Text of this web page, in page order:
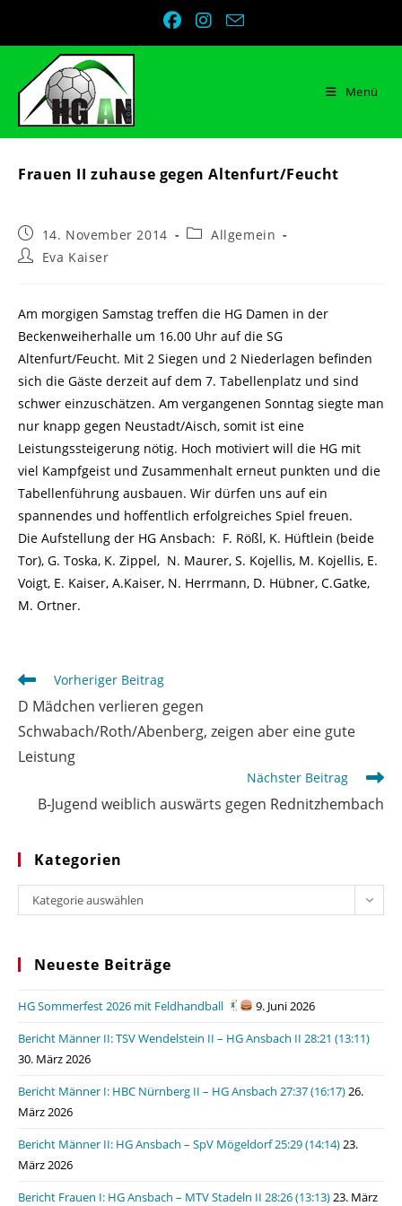
Menü
Frauen II zuhause gegen Altenfurt/Feucht
Beitrag
veröffentlicht:
14. November 2014
Beitrags-
Allgemein
Beitrags-
Eva Kaiser
Am morgigen Samstag treffen die HG Damen in der
Beckenweiherhalle um 16.00 Uhr auf die SG
Altenfurt/Feucht. Mit 2 Siegen und 2 Niederlagen befinden
sich die Gäste derzeit auf dem 7. Tabellenplatz und sind
schwer einzuschätzen. Am vergangenen Sonntag siegte man
nur knapp gegen Neustadt/Aisch, somit ist eine
Leistungssteigerung nötig. Hoch motiviert will die HG mit
viel Kampfgeist und Zusammenhalt erneut punkten und die
Tabellenführung ausbauen. Wir dürfen uns auf ein
spannendes und hoffentlich erfolgreiches Spiel freuen.
Die Aufstellung der HG Ansbach: F. Rößl, K. Hüftlein (beide
Tor), G. Toska, K. Zippel, N. Maurer, S. Kojellis, M. Kojellis, E.
Voigt, E. Kaiser, A.Kaiser, N. Herrmann, D. Hübner, C.Gatke,
M. Ortner.
Weitere
Artikel
ansehen
Vorheriger Beitrag
D Mädchen verlieren gegen
Schwabach/Roth/Abenberg, zeigen aber eine gute
Leistung
Nächster Beitrag
B-Jugend weiblich auswärts gegen Rednitzhembach
Kategorien
Kategorien
Kategorie auswählen
Neueste Beiträge
HG Sommerfest 2026 mit Feldhandball
9. Juni 2026
Bericht Männer II: TSV Wendelstein II – HG Ansbach II 28:21 (13:11)
30. März 2026
Bericht Männer I: HBC Nürnberg II – HG Ansbach 27:37 (16:17)26.
März 2026
Bericht Männer II: HG Ansbach – SpV Mögeldorf 25:29 (14:14)23.
März 2026
Bericht Frauen I: HG Ansbach – MTV Stadeln II 28:26 (13:13)23. März